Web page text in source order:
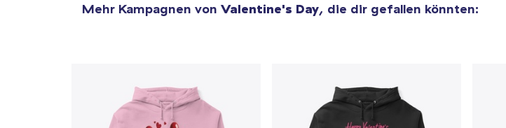
Mehr Kampagnen von Valentine's Day, die dir gefallen könnten: